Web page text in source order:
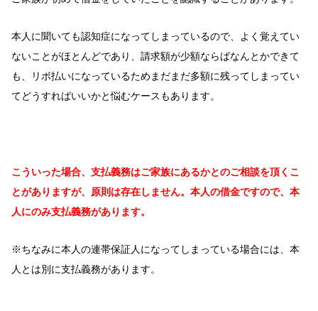
本人に聞いても認知症になってしまっているので、よく覚えてい
ないことがほとんどであり、請求額が少額ならばなんとかできて
も、リボ払いになっているためまだまだ多額に残ってしまってい
てどうすればいいかと悩むケースもあります。
こういった場合、支払義務はご家族にあるかとのご相談を頂くこ
とがありますが、原則は存在しません。本人の借金ですので、本
人にのみ支払義務があります。
※ちなみに本人の連帯保証人になってしまっている場合には、本
人とは別に支払義務があります。